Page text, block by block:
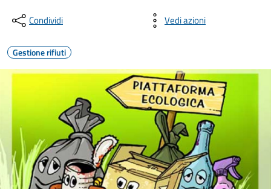
Condividi Vedi azioni
Gestione rifiuti